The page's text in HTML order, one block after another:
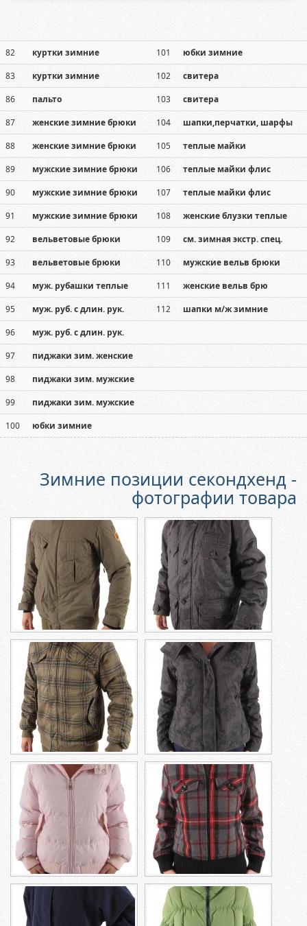
82 куртки зимние 101
юбки зимние
83
куртки зимние 102
свитера
86
пальто 103
свитера
87
женские зимние брюки 104
шапки,перчатки, шарфы
88
женские зимние брюки 105
теплые майки
89
мужские зимние брюки 106
теплые майки флис
90
мужские зимние брюки 107
теплые майки флис
91
мужские зимние брюки 108
женские блузки теплые
92
вельветовые брюки 109
см. зимная экстр. спец.
93
вельветовые брюки 110
мужские вельв брюки
94
муж. рубашки теплые 111
женские вельв брю
95
муж. руб. с длин. рук. 112
шапки м/ж зимние
96
муж. руб. с длин. рук.
97
пиджаки зим. женские
98
пиджаки зим. мужские
99
пиджаки зим. мужские
100
юбки зимние
Зимние позиции секондхенд -
фотографии товара